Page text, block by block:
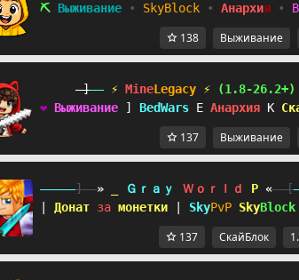
⛏ Выживание • SkyBl ock • Анархия • B
138 Выживание
-]-- ⚡ MineLegacy ⚡ (1.8-26.2+)
❤ Выживание A BedWars J Анархия F Ск
137 Выживание
-----]--» Ｇｒａｙ Ｗｏｒｌｄ G «--[
Донат за монетки SkyPvP SkyBlock
137 СкайБлок